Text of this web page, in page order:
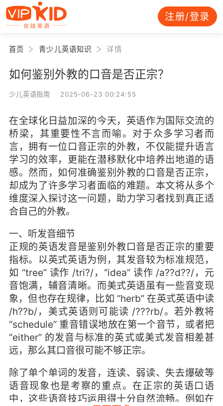
注册/登录
首页 青少儿英语知识 详情
如何鉴别外教的口音是否正宗？
少儿英语指南 2025-06-23 00:24:55
在全球化日益加深的今天，英语作为国际交流的
桥梁，其重要性不言而喻。对于众多学习者而
言，拥有一位口音正宗的外教，不仅能提升语言
学习的效率，更能在潜移默化中培养出地道的语
感。然而，如何准确鉴别外教的口音是否正宗，
却成为了许多学习者面临的难题。本文将从多个
维度深入探讨这一问题，助力学习者找到真正适
合自己的外教。
一、听发音细节
正规的英语发音是鉴别外教口音是否正宗的重要
指标。以英式英语为例，其发音较为标准规范，
如 “tree” 读作 /tri?/，“idea” 读作 /a??d??/，元
音饱满，辅音清晰。而美式英语虽有一些音变现
象，但也存在规律，比如 “herb” 在英式英语中读
/h??b/，美式英语则可能读 /???rb/。若外教将
“schedule” 重音错误地放在第一个音节，或者把
“either” 的发音与标准的英式或美式发音相差甚
远，那么其口音很可能不够正宗。
除了单个单词的发音，连读、弱读、失去爆破等
语音现象也是考察的重点。在正宗的英语口语
中，这些语音技巧运用得十分自然流畅。例如在